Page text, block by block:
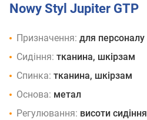
Nowy Styl Jupiter GTP
Призначення: для персоналу
Сидіння: тканина, шкірзам
Спинка: тканина, шкірзам
Основа: метал
Регулювання: висоти сидіння